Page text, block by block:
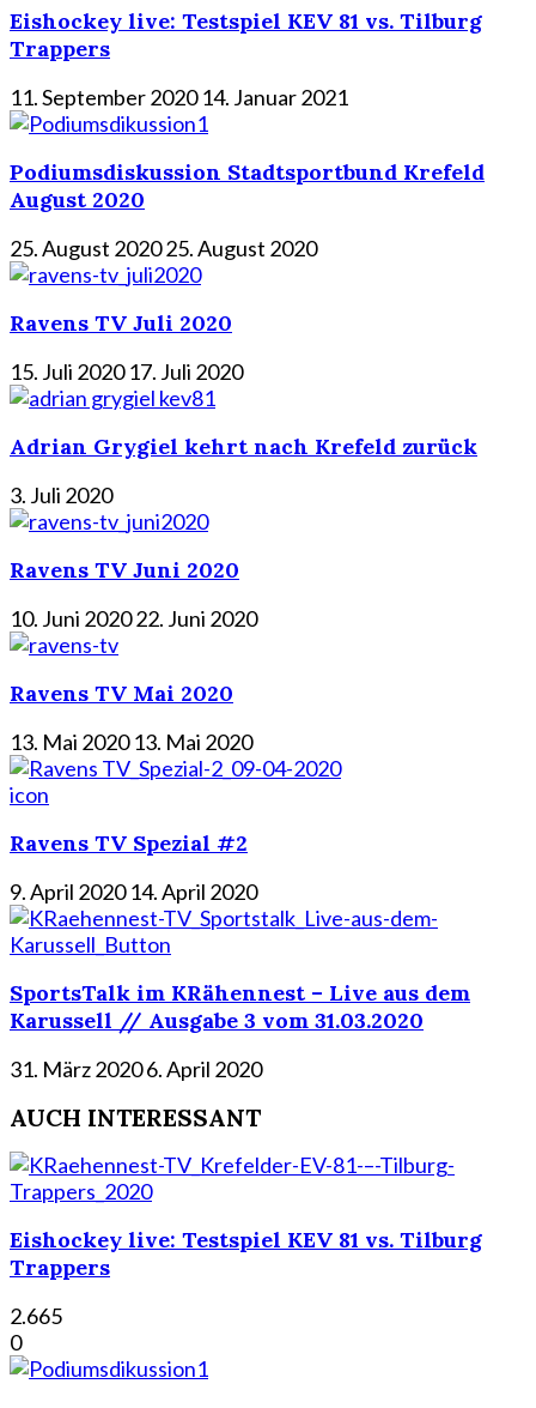
Eishockey live: Testspiel KEV 81 vs. Tilburg
Trappers
11. September 2020 14. Januar 2021
Podiumsdiskussion Stadtsportbund Krefeld
August 2020
25. August 202025. August 2020
Ravens TV Juli 2020
15. Juli 2020 17. Juli 2020
Adrian Grygiel kehrt nach Krefeld zurück
3. Juli 2020
Ravens TV Juni 2020
10. Juni 202022. Juni 2020
Ravens TV Mai 2020
13. Mai 2020 13. Mai 2020
icon
Ravens TV Spezial #2
9. April 2020 14. April 2020
SportsTalk im KRähennest – Live aus dem
Karussell // Ausgabe 3 vom 31.03.2020
31. März 20206. April 2020
AUCH INTERESSANT
Eishockey live: Testspiel KEV 81 vs. Tilburg
Trappers
2.665
0